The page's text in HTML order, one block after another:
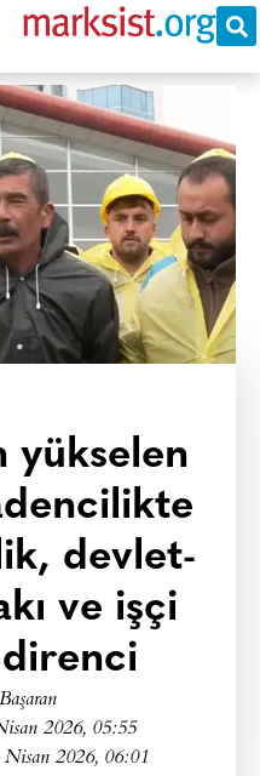
yükselen
devlet-
ve işçi
direnci
2026, 05:55
2026, 06:01